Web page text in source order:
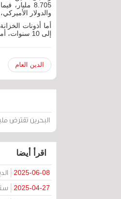
والدولار
إلى 10 سنوات، أما صكوك السلم فتستحق بعد 91 يوما. ويبلغ سعر صرف الدولار مقابل الدينار 0.376 لجميع الإصدارات.
الدين العام
البحرين تقترض
اقرأ أيضا
2025-06-08
2025-04-27